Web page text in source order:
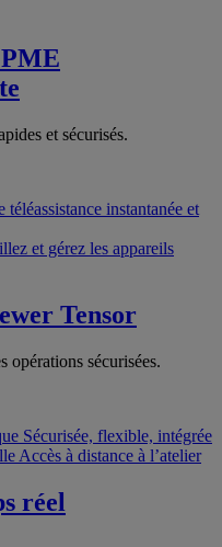
et sécurisés.
téléassistance instantanée et
et gérez les appareils
Tensor
opérations sécurisées.
Sécurisée, flexible, intégrée
Accès à distance à l’atelier
réel